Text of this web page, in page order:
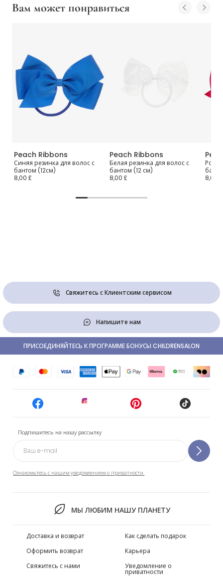
Вам может понравиться
Peach Ribbons
Синяя резинка для волос с
бантом (12см)
8,00 £
Peach Ribbons
Белая резинка для волос с
бантом (12 см)
8,00 £
8,00 £
Свяжитесь с Клиентским сервисом
Напишите нам
Подпишитесь на нашу рассылку
Ознакомьтесь с нашим уведомлением о приватности.
МЫ ЛЮБИМ НАШУ ПЛАНЕТУ
ПРИСОЕДИНЯЙТЕСЬ К ПРОГРАММЕ БОНУСЫ CHILDRENSALON
Доставка и возврат
Оформить возврат
Свяжитесь с нами
Как сделать подарок
Карьера
Уведомление о
приватности